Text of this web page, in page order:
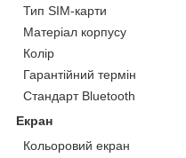
Тип SIM-карти
Матеріал корпусу
Колір
Гарантійний термін
Стандарт Bluetooth
Екран
Кольоровий екран